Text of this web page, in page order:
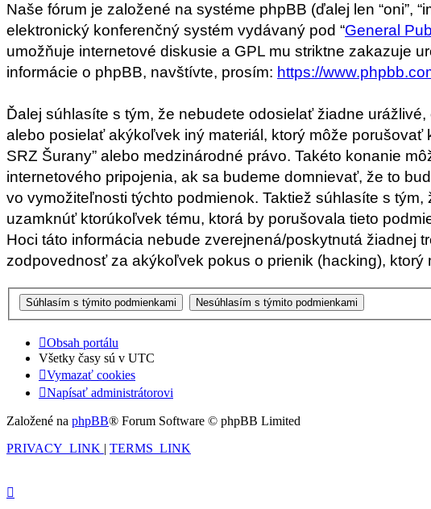
Naše fórum je založené na systéme phpBB (ďalej len “oni”,
elektronický konferenčný systém vydávaný pod “General
umožňuje internetové diskusie a GPL mu striktne zakazuje
informácie o phpBB, navštívte, prosím: https://
Ďalej súhlasíte s tým, že nebudete odosielať žiadne
alebo posielať akýkoľvek iný materiál, ktorý môže porušovať
SRZ Šurany” alebo medzinárodné právo. Takéto konanie
internetového pripojenia, ak sa budeme domnievať, že to
vo vymožiteľnosti týchto podmienok. Taktiež súhlasíte s
uzamknúť ktorúkoľvek tému, ktorá by porušovala tieto
Hoci táto informácia nebude zverejnená/poskytnutá žiadnej
zodpovednosť za akýkoľvek pokus o prienik (hacking), ktorý
Obsah portálu
Všetky časy sú v UTC
Vymazať cookies
Napísať administrátorovi
Založené na phpBB® Forum Software © phpBB Limited
PRIVACY_LINK | TERMS_LINK